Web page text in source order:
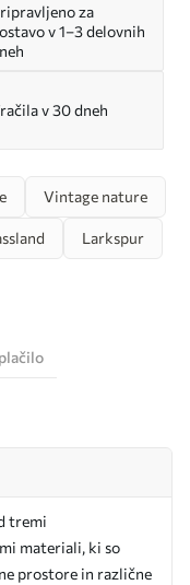
za
v 1–3 delovnih
v 30 dneh
Vintage nature
Larkspur
tremi
materiali, ki so
prostore in različne